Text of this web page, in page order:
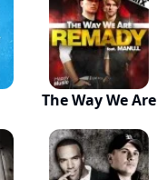
The Way We Are